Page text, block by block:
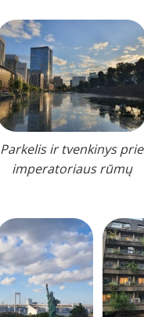
Parkelis ir tvenkinys prie
imperatoriaus rūmų